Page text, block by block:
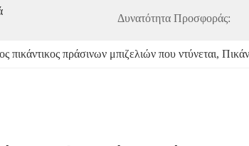
Δυνατότητα Προσφοράς:
πικάντικος πράσινων μπιζελιών που ντύνεται,